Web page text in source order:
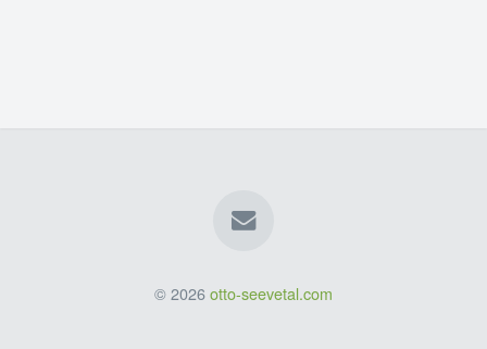
© 2026otto-seevetal.com